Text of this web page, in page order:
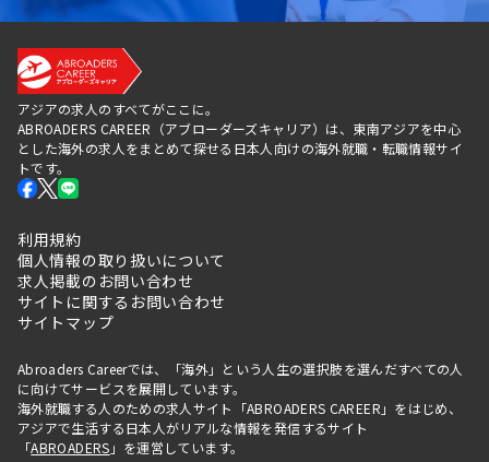
アジアの求人のすべてがここに。
ABROADERS CAREER（アブローダーズキャリア）は、東南アジアを中心
とした海外の求人をまとめて探せる日本人向けの海外就職・転職情報サイ
トです。
利用規約
個人情報の取り扱いについて
求人掲載のお問い合わせ
サイトに関するお問い合わせ
サイトマップ
Abroaders Careerでは、「海外」という人生の選択肢を選んだすべての人
に向けてサービスを展開しています。
海外就職する人のための求人サイト「ABROADERS CAREER」をはじめ、
アジアで生活する日本人がリアルな情報を発信するサイト
「ABROADERS 」を運営しています。